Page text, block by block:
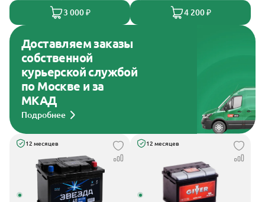
3 000 ₽ 4 200 ₽
Доставляем заказы
собственной
курьерской службой
по Москве и за
МКАД
Подробнее
12 месяцев 12 месяцев